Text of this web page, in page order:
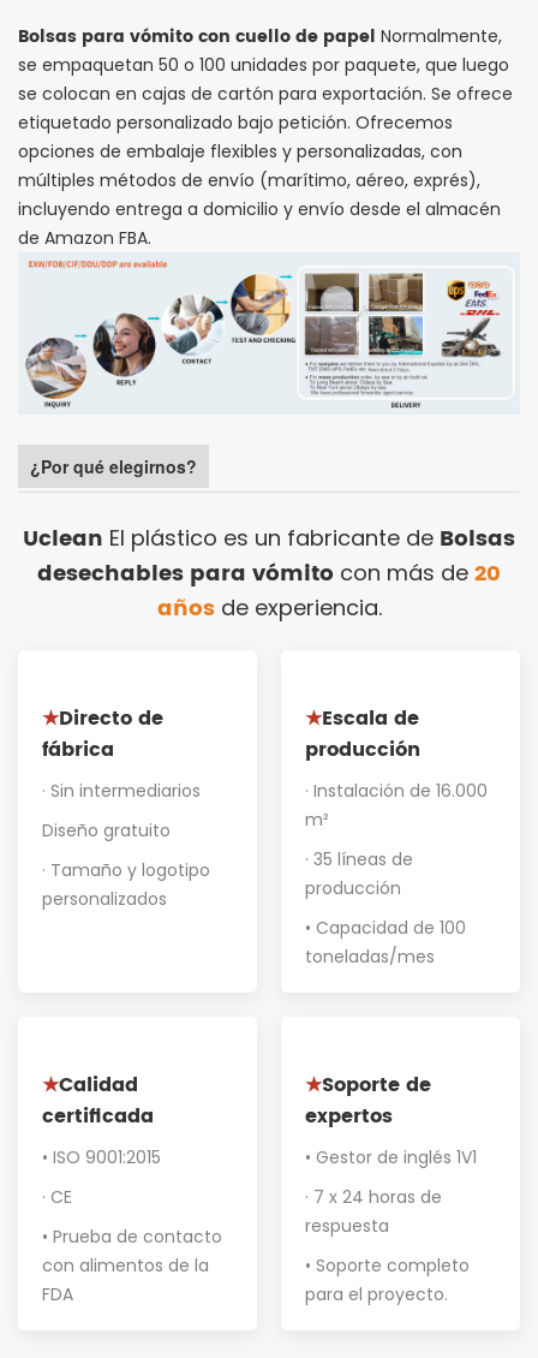
Bolsas para vómito con cuello de papel Normalmente,
se empaquetan 50 o 100 unidades por paquete, que luego
se colocan en cajas de cartón para exportación. Se ofrece
etiquetado personalizado bajo petición. Ofrecemos
opciones de embalaje flexibles y personalizadas, con
múltiples métodos de envío (marítimo, aéreo, exprés),
incluyendo entrega a domicilio y envío desde el almacén
de Amazon FBA.
¿Por qué elegirnos?
Uclean El plástico es un fabricante de Bolsas
desechables para vómito con más de 20
añosde experiencia.
★Directo de
fábrica
· Sin intermediarios
Diseño gratuito
· Tamaño y logotipo
personalizados
★Escala de
producción
· Instalación de 16.000
m²
· 35 líneas de
producción
• Capacidad de 100
toneladas/mes
★Calidad
certificada
• ISO 9001:2015
· CE
• Prueba de contacto
con alimentos de la
FDA
★Soporte de
expertos
• Gestor de inglés 1V1
· 7 x 24 horas de
respuesta
• Soporte completo
para el proyecto.